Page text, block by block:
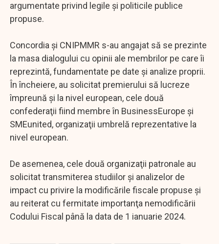
argumentate privind legile şi politicile publice
propuse.
Concordia şi CNIPMMR s-au angajat să se prezinte
la masa dialogului cu opinii ale membrilor pe care îi
reprezintă, fundamentate pe date şi analize proprii.
În încheiere, au solicitat premierului să lucreze
împreună şi la nivel european, cele două
confederaţii fiind membre în BusinessEurope şi
SMEunited, organizaţii umbrelă reprezentative la
nivel european.
De asemenea, cele două organizaţii patronale au
solicitat transmiterea studiilor şi analizelor de
impact cu privire la modificările fiscale propuse şi
au reiterat cu fermitate importanţa nemodificării
Codului Fiscal până la data de 1 ianuarie 2024.